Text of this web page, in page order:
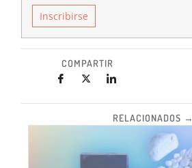
Inscribirse
COMPARTIR
RELACIONADOS →